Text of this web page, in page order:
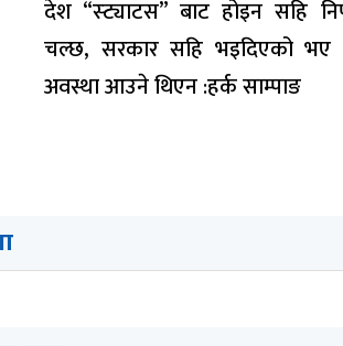
देश “स्ट्याटस” बाट होइन सहि
चल्छ, सरकार सहि भइदिएको भए
अवस्था आउने थिएन :हर्क साम्पाङ